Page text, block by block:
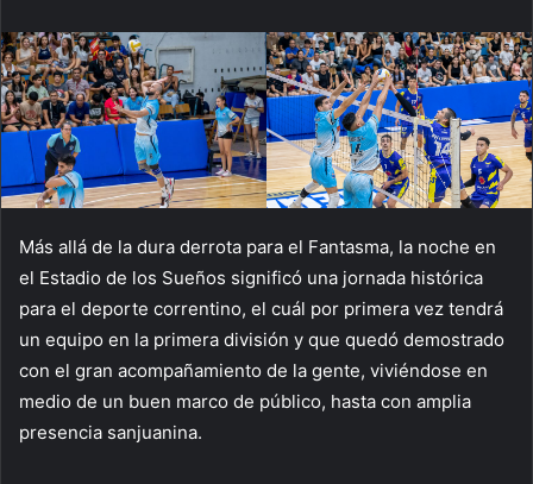
Más allá de la dura derrota para el Fantasma, la noche en
el Estadio de los Sueños significó una jornada histórica
para el deporte correntino, el cuál por primera vez tendrá
un equipo en la primera división y que quedó demostrado
con el gran acompañamiento de la gente, viviéndose en
medio de un buen marco de público, hasta con amplia
presencia sanjuanina.